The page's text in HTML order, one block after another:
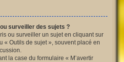
surveiller des sujets ?
ou surveiller un sujet en cliquant sur
« Outils de sujet », souvent placé en
la case du formulaire « M’avertir